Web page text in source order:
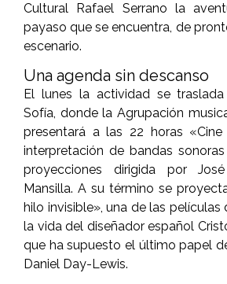
Cultural Rafael Serrano la
payaso que se encuentra, de
escenario.
Una agenda sin descanso
El lunes la actividad se
Sofía, donde la Agrupación
presentará a las 22 horas
interpretación de bandas
proyecciones dirigida por
Mansilla. A su término se
hilo invisible», una de las películas
la vida del diseñador español
que ha supuesto el último papel
Daniel Day-Lewis.